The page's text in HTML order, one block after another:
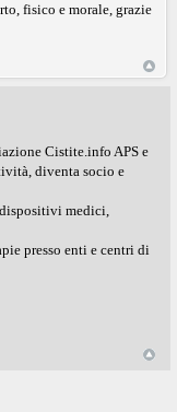
fisico e morale, grazie
Cistite.info APS e
diventa socio e
medici,
presso enti e centri di